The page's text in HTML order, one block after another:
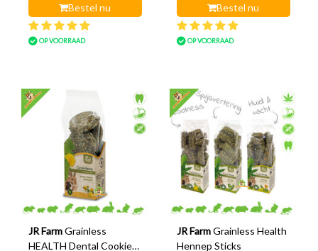
Bestel nu
OP VOORRAAD
Bestel nu
OP VOORRAAD
JR Farm Grainless
HEALTH Dental Cookies
JR Farm Grainless Health
Hennep Sticks